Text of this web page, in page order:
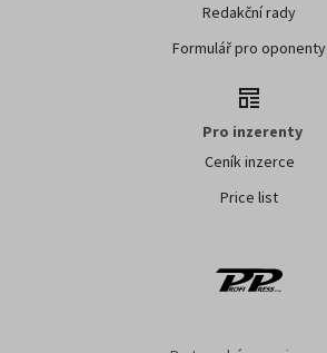
Redakční rady
Formulář pro oponenty
Pro inzerenty
Ceník inzerce
Price list